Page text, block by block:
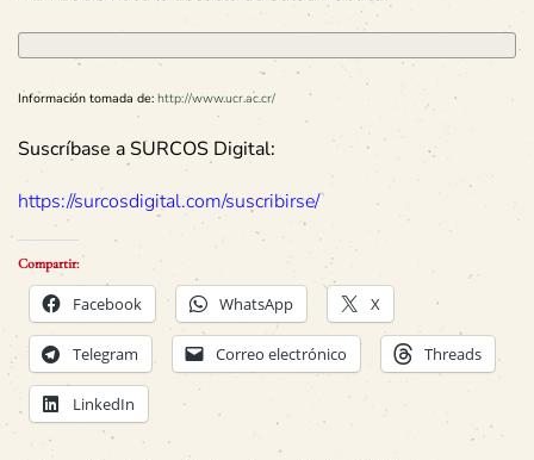
Información tomada de: http://www.ucr.ac.cr/
Suscríbase a SURCOS Digital:
https://surcosdigital.com/suscribirse/
Compartir:
Facebook WhatsApp X
Telegram Correo electrónico Threads
LinkedIn